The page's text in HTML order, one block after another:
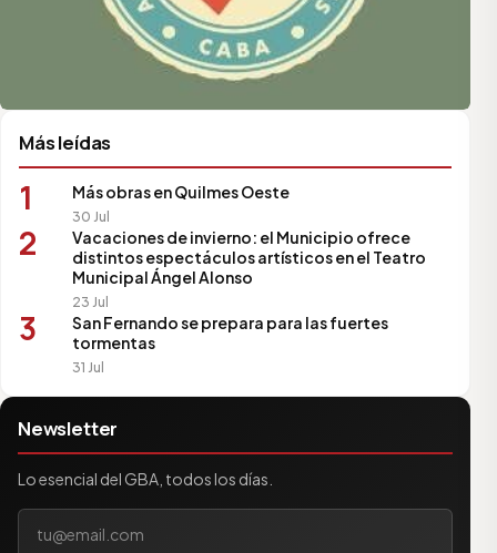
Más leídas
1 Más obras en Quilmes Oeste
30 Jul
2
Vacaciones de invierno: el Municipio ofrece
distintos espectáculos artísticos en el Teatro
Municipal Ángel Alonso
23 Jul
3
San Fernando se prepara para las fuertes
tormentas
31 Jul
Newsletter
Lo esencial del GBA, todos los días.